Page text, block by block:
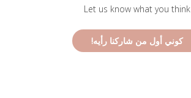
Let us know what you think
كوني أول من شاركنا رأيه!